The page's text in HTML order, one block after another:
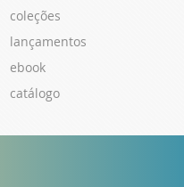
coleções
lançamentos
ebook
catálogo